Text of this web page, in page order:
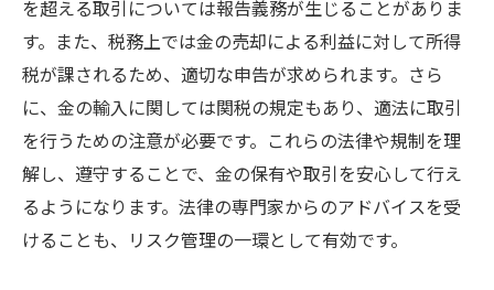
愛知県大府市で利用可能な情報資源の活用
を超える取引については報告義務が生じることがありま
す。また、税務上では金の売却による利益に対して所得
税が課されるため、適切な申告が求められます。さら
に、金の輸入に関しては関税の規定もあり、適法に取引
を行うための注意が必要です。これらの法律や規制を理
解し、遵守することで、金の保有や取引を安心して行え
るようになります。法律の専門家からのアドバイスを受
けることも、リスク管理の一環として有効です。